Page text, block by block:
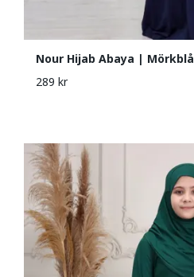
Nour Hijab Abaya | Mörkblå
289 kr